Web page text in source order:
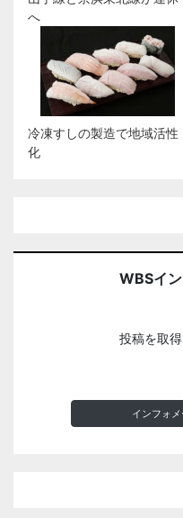
へ
冷凍すしの製造で地域活性
化
WBSイ
投稿を取
インフォ